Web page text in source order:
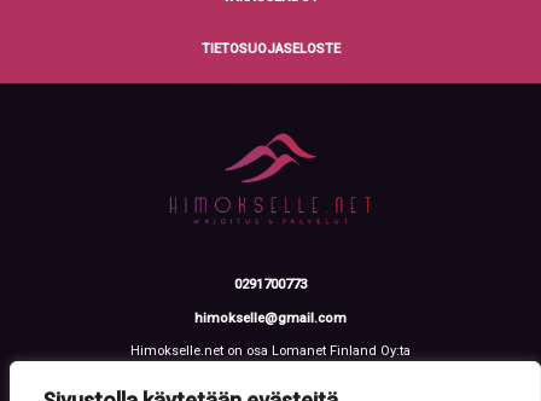
TIETOSUOJASELOSTE
0291700773
himokselle@gmail.com
Himokselle.net on osa Lomanet Finland Oy:ta
Y-tunnus: 3612108-2